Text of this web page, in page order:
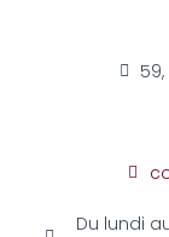
Du lundi